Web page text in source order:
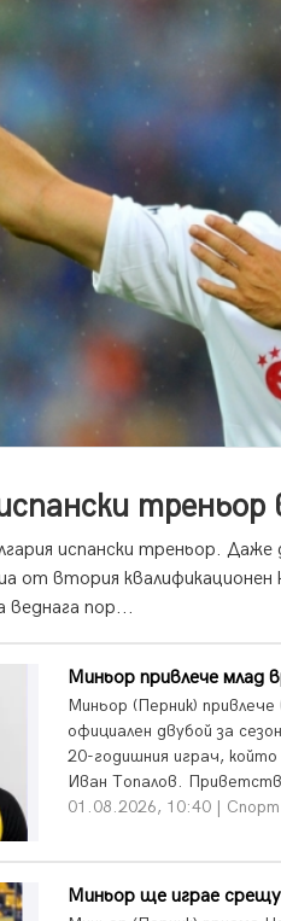
испански треньор.
от втория
веднага пор...
Миньор привлече млад
Миньор (Перник)
официален двубой за
20-годишния играч,
Иван Топалов.
01.08.2026, 10:40 | Спорт
Миньор ще играе